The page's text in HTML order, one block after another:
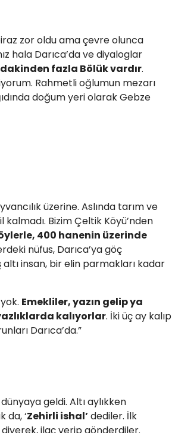
zor oldu ama çevre olunca
hala Darıca’da ve diyaloglar
fazla Bölük vardır.
Rahmetli oğlumun mezarı
doğum yeri olarak Gebze
üzerine. Aslında tarım ve
Bizim Çeltik Köyü’nden
400 hanenin üzerinde
nüfus, Darıca’ya göç
insan, bir elin parmakları kadar
Emekliler, yazın gelip ya
kalıyorlar. İki üç ay kalıp
Darıca’da.”
geldi. Altı aylıkken
da, ‘Zehirli ishal’dediler. İlk
diyerek, ilaç verip gönderdiler.